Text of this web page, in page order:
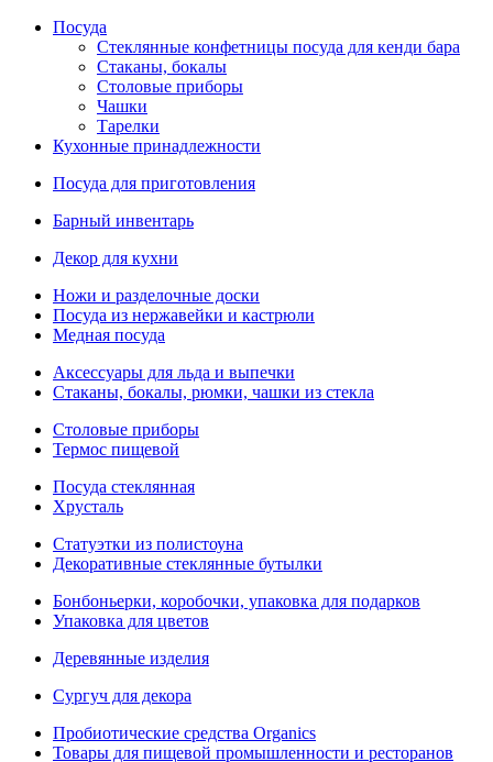
Посуда
Стеклянные конфетницы посуда для кенди бара
Стаканы, бокалы
Столовые приборы
Чашки
Тарелки
Кухонные принадлежности
Посуда для приготовления
Барный инвентарь
Декор для кухни
Ножи и разделочные доски
Посуда из нержавейки и кастрюли
Медная посуда
Аксессуары для льда и выпечки
Стаканы, бокалы, рюмки, чашки из стекла
Столовые приборы
Термос пищевой
Посуда стеклянная
Хрусталь
Статуэтки из полистоуна
Декоративные стеклянные бутылки
Бонбоньерки, коробочки, упаковка для подарков
Упаковка для цветов
Деревянные изделия
Сургуч для декора
Пробиотические средства Organics
Товары для пищевой промышленности и ресторанов